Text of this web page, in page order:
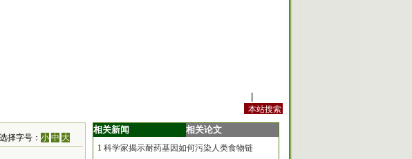
选择字号：小 中 大
相关新闻 相关论文
1 科学家揭示耐药基因如何污染人类食物链